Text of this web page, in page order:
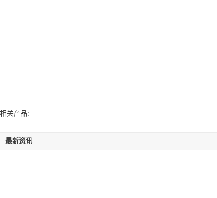
相关产品:
最新资讯